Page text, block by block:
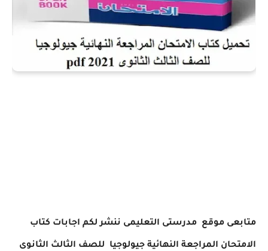
متابعى موقع مدرستى التعليمى ننشر لكم اجابات كتاب
الامتحان المراجعة النهائية جيولوجيا للصف الثالث الثانوى